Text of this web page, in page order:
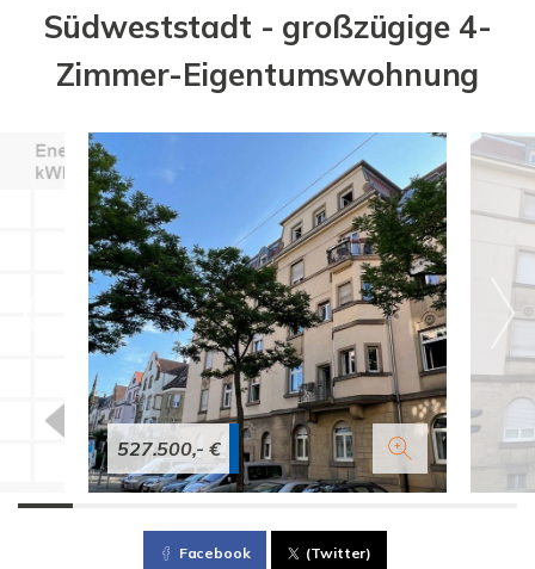
Südweststadt - großzügige 4-
Zimmer-Eigentumswohnung
527.500,- €
Facebook (Twitter)